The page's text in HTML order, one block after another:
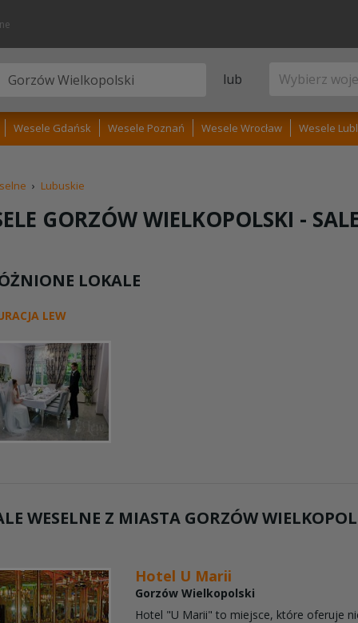
lub
Wesele Gdańsk Wesele Poznań Wesele Wrocław Wesele
› Lubuskie
GORZÓW WIELKOPOLSKI -
LOKALE
LEW
WESELNE Z MIASTA GORZÓW
Hotel U Marii
Gorzów Wielkopolski
Hotel "U Marii" to miejsce, które oferuje